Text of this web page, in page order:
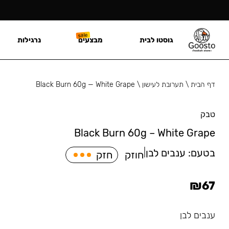
דף הבית\ תערובת לעישון \
Black Burn 60g — White Grape
טבק
Black Burn 60g – White Grape
בטעם: ענבים לבן חוזק חזק
₪67
ענבים לבן
גוסטו לבית מבצעים נרגילות